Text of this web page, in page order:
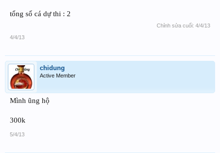
tổng số cá dự thi : 2
Chỉnh sửa cuối: 4/4/13
4/4/13
chidung
Active Member
Mình ũng hộ
300k
5/4/13